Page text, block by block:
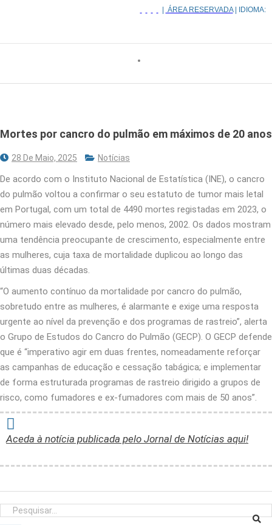
ÁREA RESERVADA| IDIOMA:
Mortes por cancro do pulmão em máximos de 20 anos
28 De Maio, 2025 Notícias
De acordo com o Instituto Nacional de Estatística (INE), o cancro
do pulmão voltou a confirmar o seu estatuto de tumor mais letal
em Portugal, com um total de 4490 mortes registadas em 2023, o
número mais elevado desde, pelo menos, 2002. Os dados mostram
uma tendência preocupante de crescimento, especialmente entre
as mulheres, cuja taxa de mortalidade duplicou ao longo das
últimas duas décadas.
“O aumento contínuo da mortalidade por cancro do pulmão,
sobretudo entre as mulheres, é alarmante e exige uma resposta
urgente ao nível da prevenção e dos programas de rastreio”, alerta
o Grupo de Estudos do Cancro do Pulmão (GECP). O GECP defende
que é “imperativo agir em duas frentes, nomeadamente reforçar
as campanhas de educação e cessação tabágica; e implementar
de forma estruturada programas de rastreio dirigido a grupos de
risco, como fumadores e ex-fumadores com mais de 50 anos”.
Aceda à notícia publicada pelo Jornal de Notícias aqui!